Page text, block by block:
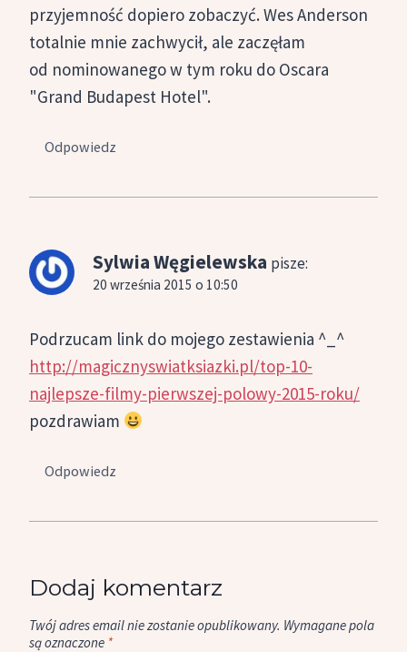
przyjemność dopiero zobaczyć. Wes Anderson
totalnie mnie zachwycił, ale zaczęłam
od nominowanego w tym roku do Oscara
"Grand Budapest Hotel".
Odpowiedz
Sylwia Węgielewska pisze:
20 września 2015 o 10:50
Podrzucam link do mojego zestawienia ^_^
http://magicznyswiatksiazki.pl/top-10-
najlepsze-filmy-pierwszej-polowy-2015-roku/
pozdrawiam
Odpowiedz
Dodaj komentarz
Twój adres email nie zostanie opublikowany. Wymagane pola
są oznaczone *